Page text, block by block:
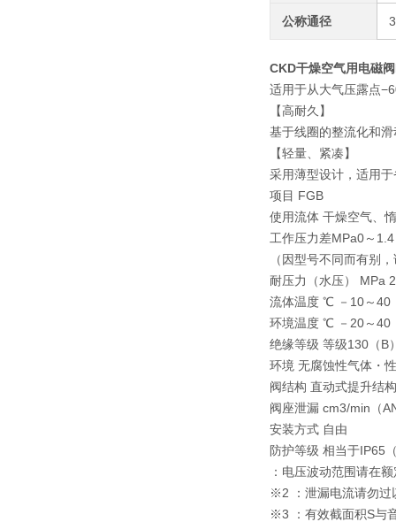
公称通径
CKD干燥空气用电磁
适用于从大气压露点
【高耐久】
基于线圈的整流化和
【轻量、紧凑】
采用薄型设计，适用
项目 FGB
使用流体 干燥空气、
工作压力差MPa0～1.4
（因型号不同而有别
耐压力（水压） MPa
流体温度 ℃ －10～40
环境温度 ℃ －20～40
绝缘等级 等级130（B
环境 无腐蚀性气体・
阀结构 直动式提升结构
阀座泄漏 cm3/min（
安装方式 自由
防护等级 相当于IP65
：电压波动范围请在
※2 ：泄漏电流请勿过
※3 ：有效截面积S与